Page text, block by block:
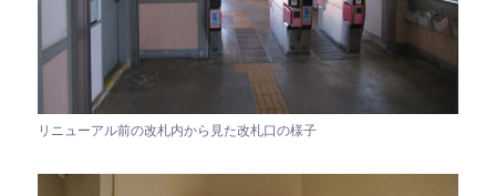
リニューアル前の改札内から見た改札口の様子